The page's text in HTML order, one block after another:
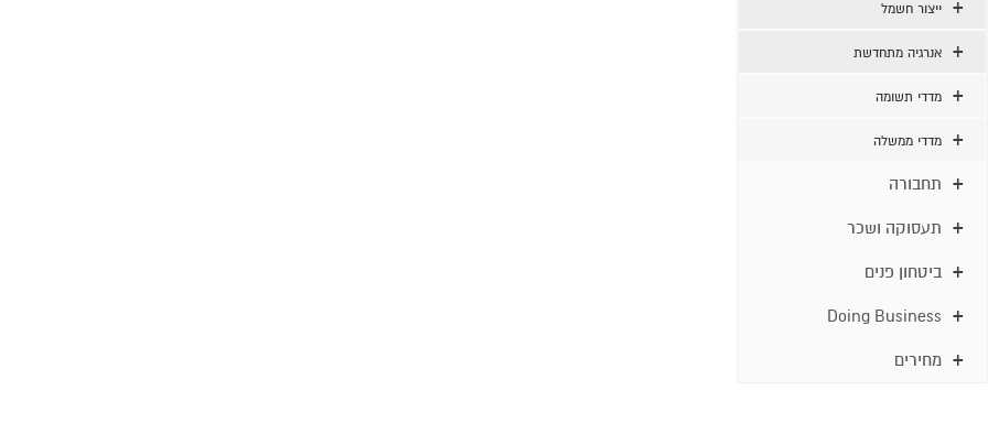
ייצור חשמל
אנרגיה מתחדשת
מדדי תשומה
מדדי ממשלה
תחבורה
תעסוקה ושכר
ביטחון פנים
Doing Business
מחירים